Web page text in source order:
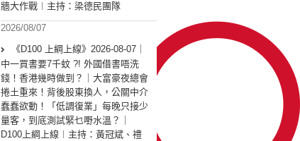
牆大作戰︱主持：梁德民團隊
2026/08/07
《D100 上綱上線》2026-08-07｜
中一買書要7千蚊 ?! 外國借書唔洗
錢！香港幾時做到？｜大富豪夜總會
捲土重來！背後股東換人，公關中介
蠢蠢欲動！「低調復業」每晚只接少
量客，到底測試緊乜嘢水溫？｜
D100上綱上線︱主持：黃冠斌、禮